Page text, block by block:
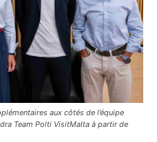
aux côtés de l’équipe
Team Polti VisitMalta à partir de